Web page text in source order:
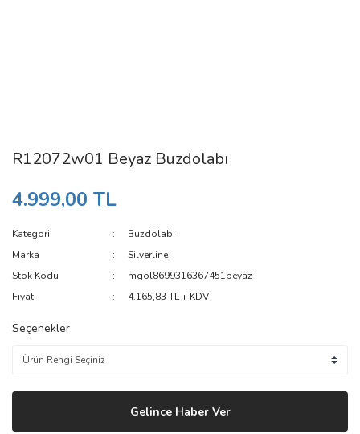
R12072w01 Beyaz Buzdolabı
4.999,00 TL
Kategori
Buzdolabı
Marka
Silverline
Stok Kodu
mgol8699316367451beyaz
Fiyat
4.165,83 TL + KDV
Seçenekler
Gelince Haber Ver